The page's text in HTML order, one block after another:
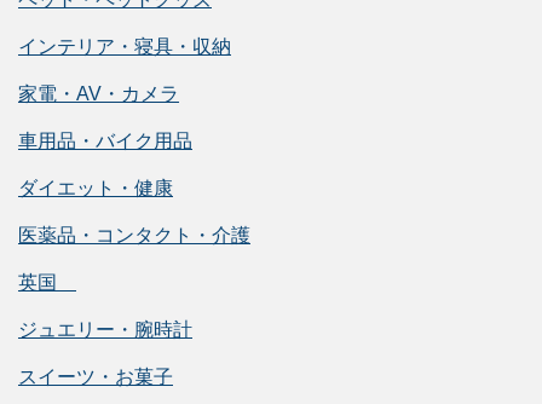
インテリア・寝具・収納
家電・AV・カメラ
車用品・バイク用品
ダイエット・健康
医薬品・コンタクト・介護
英国
ジュエリー・腕時計
スイーツ・お菓子